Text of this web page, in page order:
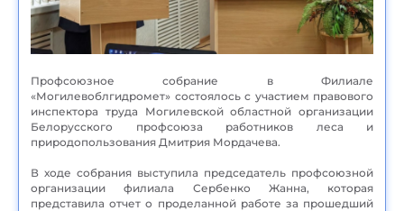
Профсоюзное собрание в Филиале
«Могилевоблгидромет» состоялось с участием правового
инспектора труда Могилевской областной организации
Белорусского профсоюза работников леса и
природопользования Дмитрия Мордачева.
В ходе собрания выступила председатель профсоюзной
организации филиала Сербенко Жанна, которая
представила отчет о проделанной работе за прошедший